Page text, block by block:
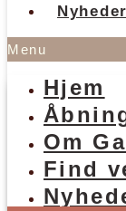
Nyheder
Menu
Hjem
Om
Find